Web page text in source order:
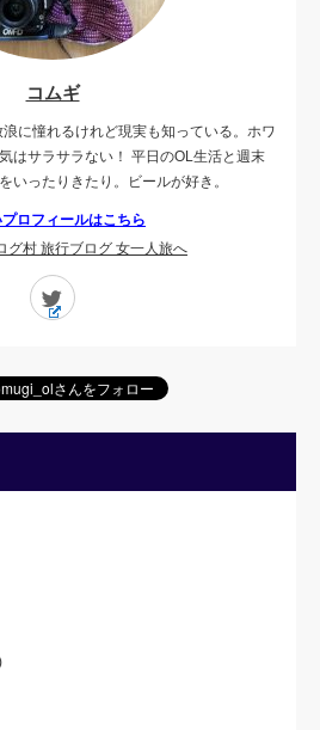
コムギ
に憧れるけれど現実も知っている。ホワ
はサラサラない！ 平日のOL生活と週末
いったりきたり。ビールが好き。
ロフィールはこちら